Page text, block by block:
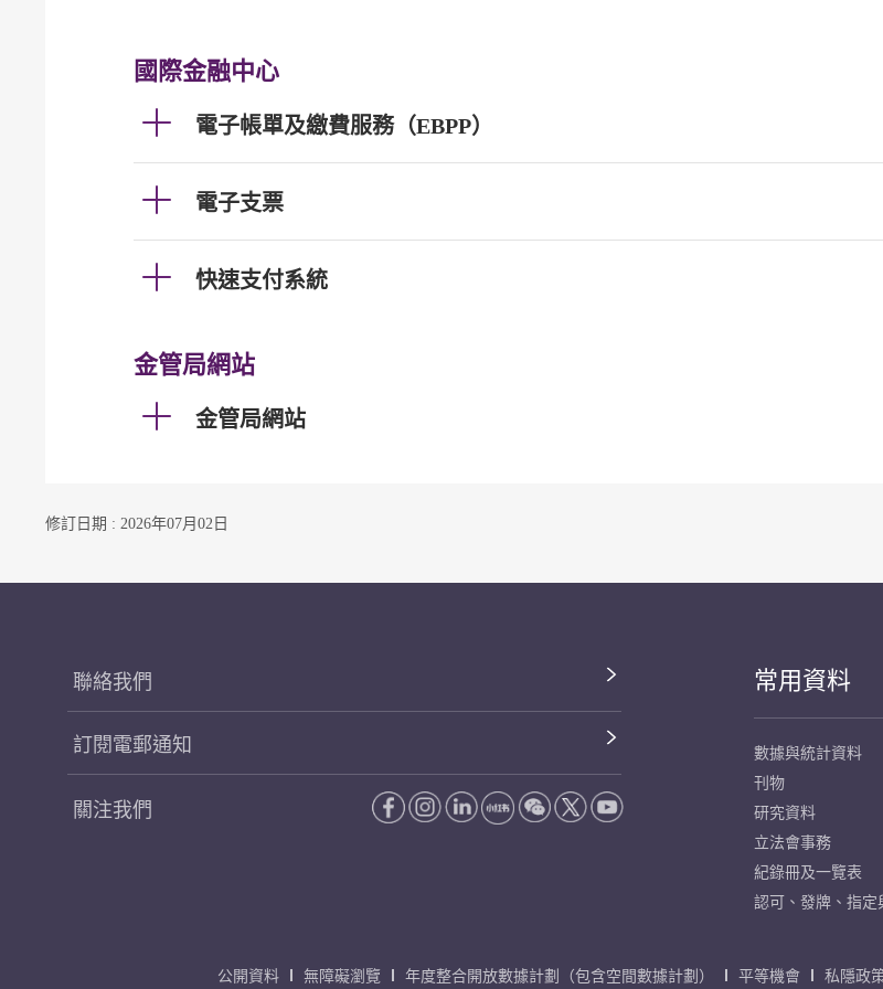
國際金融中心
電子帳單及繳費服務（EBPP）
電子支票
快速支付系統
金管局網站
金管局網站
修訂日期 : 2026年07月02日
聯絡我們
訂閱電郵通知
關注我們
常用資料
數據與統計資料
刊物
研究資料
立法會事務
紀錄冊及一覽表
認可、發牌、指定
公開資料 無障礙瀏覽 年度整合開放數據計劃（包含空間數據計劃） 平等機會 私隱政